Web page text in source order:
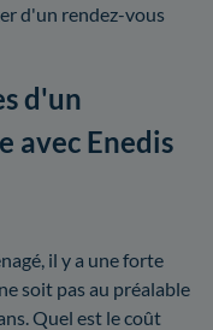
d'un rendez-vous
d'un
avec Enedis
il y a une forte
soit pas au préalable
Quel est le coût